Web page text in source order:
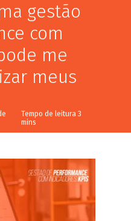
gestão
com
me
meus